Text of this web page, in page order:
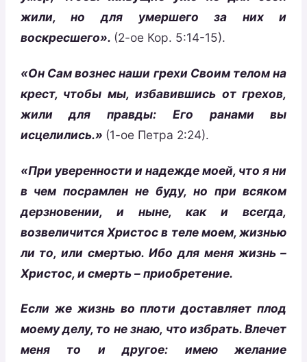
жили, но для умершего за них и
воскресшего». (2-ое Кор. 5:14-15).
«Он Сам вознес наши грехи Своим телом на
крест, чтобы мы, избавившись от грехов,
жили для правды: Его ранами вы
исцелились.» (1-ое Петра 2:24).
«При уверенности и надежде моей, что я ни
в чем посрамлен не буду, но при всяком
дерзновении, и ныне, как и всегда,
возвеличится Христос в теле моем, жизнью
ли то, или смертью. Ибо для меня жизнь –
Христос, и смерть – приобретение.
Если же жизнь во плоти доставляет плод
моему делу, то не знаю, что избрать. Влечет
меня то и другое: имею желание